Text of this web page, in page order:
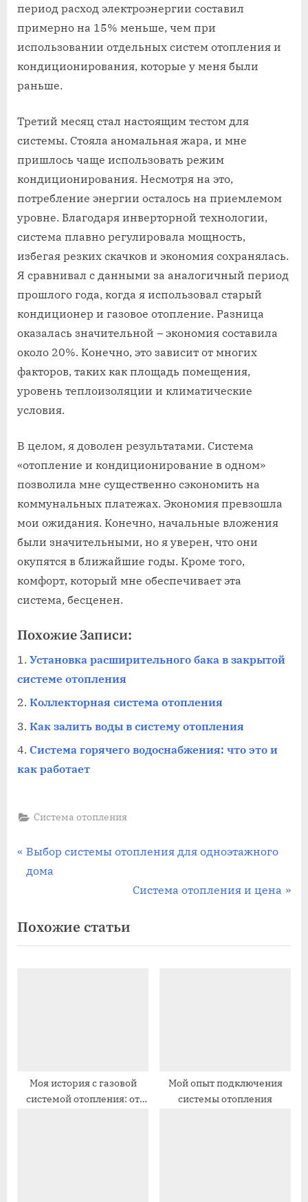
период расход электроэнергии составил
примерно на 15% меньше, чем при
использовании отдельных систем отопления и
кондиционирования, которые у меня были
раньше.
Третий месяц стал настоящим тестом для
системы. Стояла аномальная жара, и мне
пришлось чаще использовать режим
кондиционирования. Несмотря на это,
потребление энергии осталось на приемлемом
уровне. Благодаря инверторной технологии,
система плавно регулировала мощность,
избегая резких скачков и экономия сохранялась.
Я сравнивал с данными за аналогичный период
прошлого года, когда я использовал старый
кондиционер и газовое отопление. Разница
оказалась значительной – экономия составила
около 20%. Конечно, это зависит от многих
факторов, таких как площадь помещения,
уровень теплоизоляции и климатические
условия.
В целом, я доволен результатами. Система
«отопление и кондиционирование в одном»
позволила мне существенно сэкономить на
коммунальных платежах. Экономия превзошла
мои ожидания. Конечно, начальные вложения
были значительными, но я уверен, что они
окупятся в ближайшие годы. Кроме того,
комфорт, который мне обеспечивает эта
система, бесценен.
Похожие Записи:
Установка расширительного бака в закрытой
системе отопления
Коллекторная система отопления
Как залить воды в систему отопления
Система горячего водоснабжения: что это и
как работает
Система отопления
Навигация
по
П
р
ы
д
п
и
Выбор системы отопления для одноэтажного
дома
С
д
а
п
Система отопления и цена
Похожие статьи
Моя история с газовой
системой отопления: от
Мой опыт подключения
системы отопления